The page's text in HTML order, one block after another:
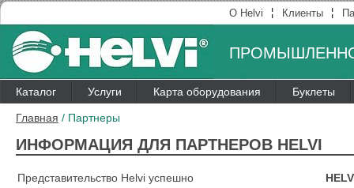
О Helvi ¦ Клиенты ¦
Каталог Услуги Карта оборудования Буклеты
Главная / Партнеры
ИНФОРМАЦИЯ ДЛЯ ПАРТНЕРОВ HELVI
Представительство Helvi успешно